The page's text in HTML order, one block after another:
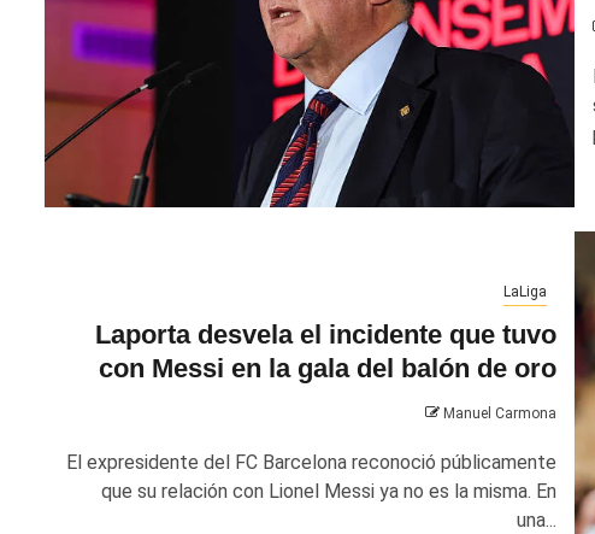
LaLiga
Laporta desvela el incidente que tuvo
con Messi en la gala del balón de oro
Manuel Carmona
El expresidente del FC Barcelona reconoció públicamente
que su relación con Lionel Messi ya no es la misma. En
una...